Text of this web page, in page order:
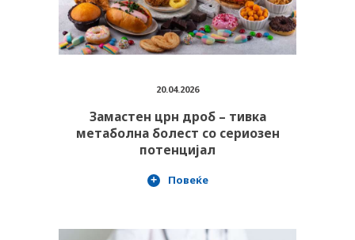
20.04.2026
Замастен црн дроб – тивка
метаболна болест со сериозен
потенцијал
Повеќе